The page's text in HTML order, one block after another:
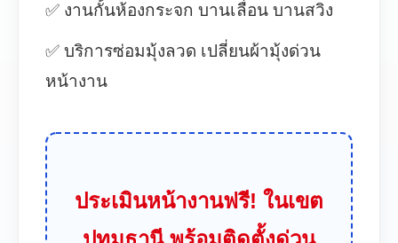
✅ งานกั้นห้องกระจก บานเลื่อน บานสวิง
✅ บริการซ่อมมุ้งลวด เปลี่ยนผ้ามุ้งด่วน
หน้างาน
ประเมินหน้างานฟรี! ในเขต